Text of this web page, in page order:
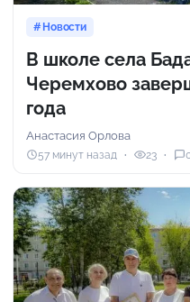
Новости
В школе села
Черемхово
года
Анастасия Орлова
57 минут назад 23